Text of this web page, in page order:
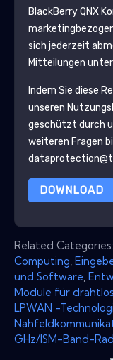
BlackBerry QNX
sich jederzeit
Mitteilungen
Indem Sie diese
unseren
geschützt durch
weiteren Fragen
DOWNLOAD
Related Categories:
Computing
und Software
Module für
LPWAN -
GHz/ISM-Band-